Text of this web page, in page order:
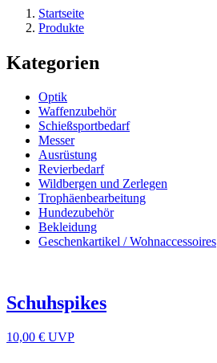
Startseite
Produkte
Kategorien
Optik
Waffenzubehör
Schießsportbedarf
Messer
Ausrüstung
Revierbedarf
Wildbergen und Zerlegen
Trophäenbearbeitung
Hundezubehör
Bekleidung
Geschenkartikel / Wohnaccessoires
Schuhspikes
10,00 € UVP